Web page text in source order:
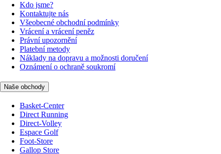
Kdo jsme?
Kontaktujte nás
Všeobecné obchodní podmínky
Vrácení a vrácení peněz
Právní upozornění
Platební metody
Náklady na dopravu a možnosti doručení
Oznámení o ochraně soukromí
Naše obchody
Basket-Center
Direct Running
Direct-Volley
Espace Golf
Foot-Store
Gallop Store